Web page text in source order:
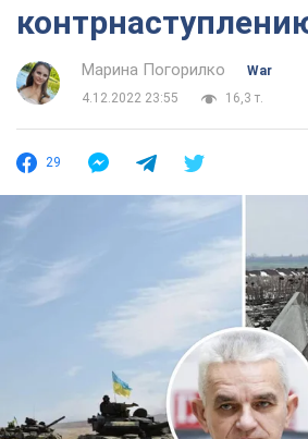
Марина Погорилко
War
4.12.2022 23:55
16,3 т.
29